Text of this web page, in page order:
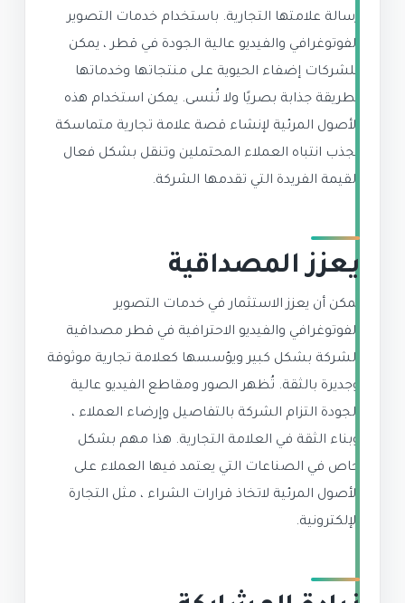
رسالة علامتها التجارية. باستخدام خدمات التصوير
الفوتوغرافي والفيديو عالية الجودة في قطر ، يمكن
للشركات إضفاء الحيوية على منتجاتها وخدماتها
بطريقة جذابة بصريًا ولا تُنسى. يمكن استخدام هذه
الأصول المرئية لإنشاء قصة علامة تجارية متماسكة
تجذب انتباه العملاء المحتملين وتنقل بشكل فعال
القيمة الفريدة التي تقدمها الشركة.
يعزز المصداقية
يمكن أن يعزز الاستثمار في خدمات التصوير
الفوتوغرافي والفيديو الاحترافية في قطر مصداقية
الشركة بشكل كبير ويؤسسها كعلامة تجارية موثوقة
وجديرة بالثقة. تُظهر الصور ومقاطع الفيديو عالية
الجودة التزام الشركة بالتفاصيل وإرضاء العملاء ،
وبناء الثقة في العلامة التجارية. هذا مهم بشكل
خاص في الصناعات التي يعتمد فيها العملاء على
الأصول المرئية لاتخاذ قرارات الشراء ، مثل التجارة
الإلكترونية.